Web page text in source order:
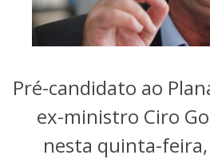
Pré-candidato ao
ex-ministro Ciro
nesta quinta-